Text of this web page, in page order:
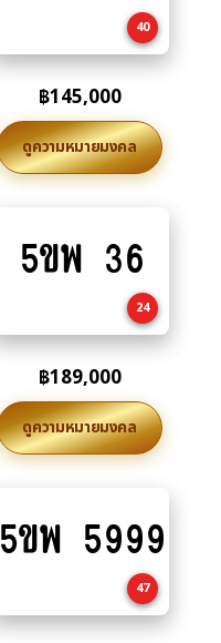
40
฿145,000
ดูความหมายมงคล
to
5ขพ 36
24
฿189,000
ดูความหมายมงคล
to
5ขพ 5999
47